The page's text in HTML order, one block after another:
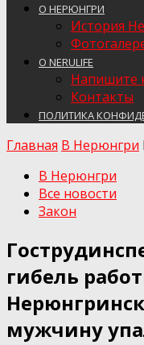
О НЕРЮНГРИ
История
О NERULIFE
Напишите
Контакты
ПОЛИТИКА
Главная В Нерюнгри
В Нерюнгри
Все новости
Закон
гибель
мужчину